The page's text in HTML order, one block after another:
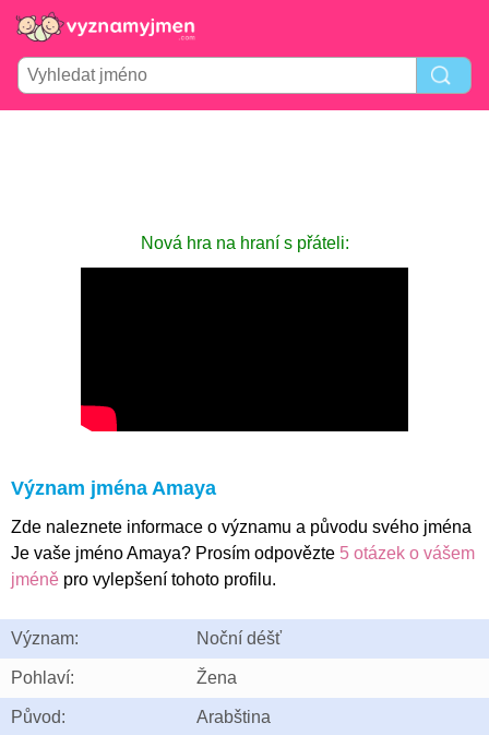
Nová hra na hraní s přáteli:
Význam jména Amaya
Zde naleznete informace o významu a původu svého jména
Je vaše jméno Amaya? Prosím odpovězte 5 otázek o vášem
jméně pro vylepšení tohoto profilu.
Význam: Noční déšť
Pohlaví: Žena
Původ: Arabština